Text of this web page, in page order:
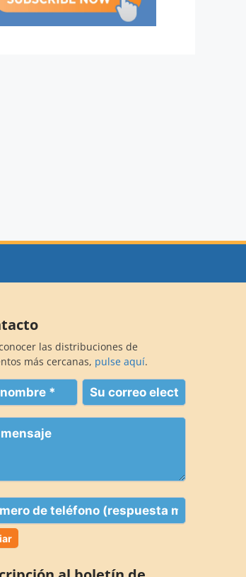
las distribuciones de
más cercanas, pulse aquí.
Su
correo
electrónico